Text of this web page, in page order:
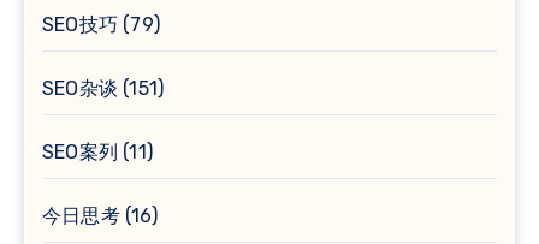
SEO技巧 (79)
SEO杂谈 (151)
SEO案列 (11)
今日思考(16)